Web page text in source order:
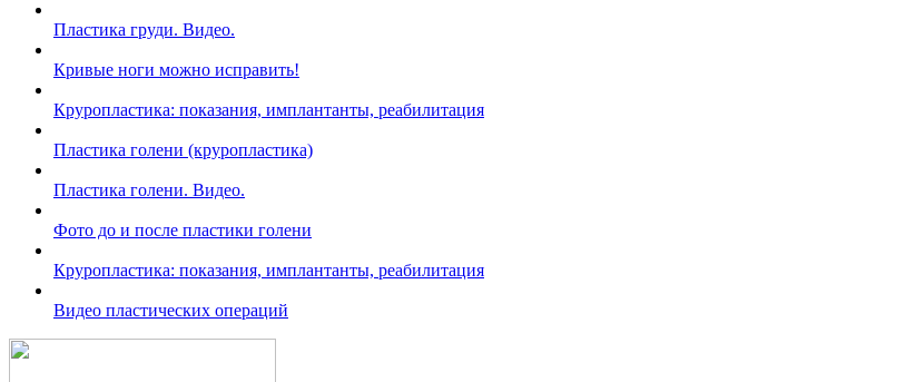
Пластика груди. Видео.
Кривые ноги можно исправить!
Круропластика: показания, имплантанты, реабилитация
Пластика голени (круропластика)
Пластика голени. Видео.
Фото до и после пластики голени
Круропластика: показания, имплантанты, реабилитация
Видео пластических операций